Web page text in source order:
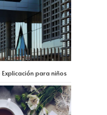
para niños